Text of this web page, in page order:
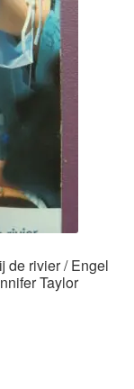
de rivier / Engel
Taylor